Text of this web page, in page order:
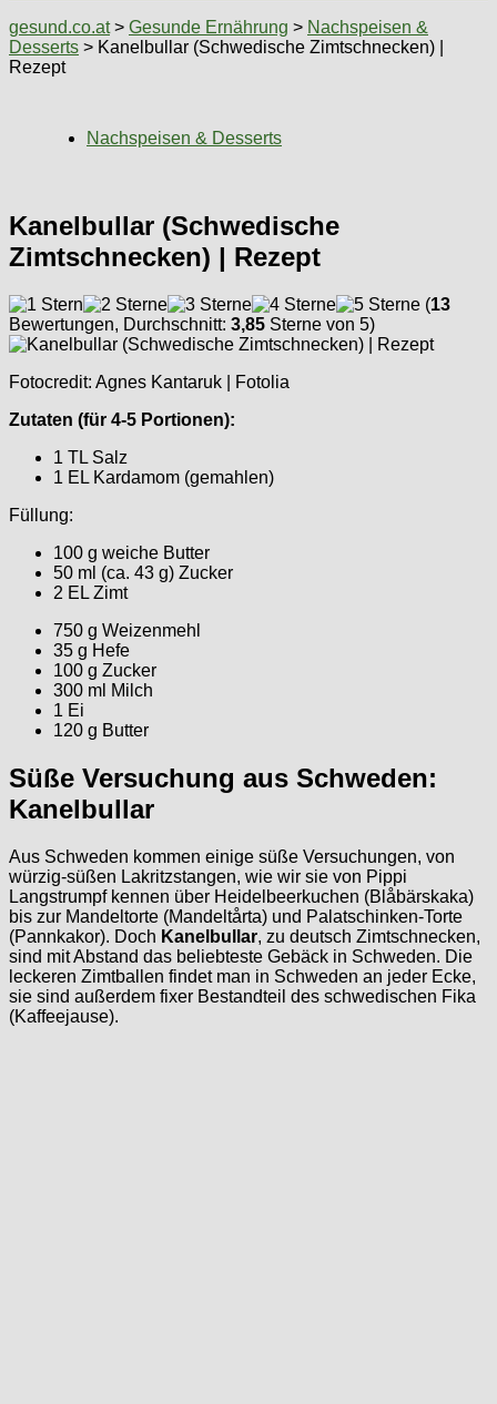
gesund.co.at> Gesunde Ernährung > Nachspeisen &
Desserts > Kanelbullar (Schwedische Zimtschnecken) |
Rezept
Nachspeisen & Desserts
Kanelbullar (Schwedische
Zimtschnecken) | Rezept
(13
Bewertungen, Durchschnitt: 3,85 Sterne von 5)
Fotocredit: Agnes Kantaruk | Fotolia
Zutaten (für 4-5 Portionen):
1 TL Salz
1 EL Kardamom (gemahlen)
Füllung:
100 g weiche Butter
50 ml (ca. 43 g) Zucker
2 EL Zimt
750 g Weizenmehl
35 g Hefe
100 g Zucker
300 ml Milch
1 Ei
120 g Butter
Süße Versuchung aus Schweden:
Kanelbullar
Aus Schweden kommen einige süße Versuchungen, von
würzig-süßen Lakritzstangen, wie wir sie von Pippi
Langstrumpf kennen über Heidelbeerkuchen (Blåbärskaka)
bis zur Mandeltorte (Mandeltårta) und Palatschinken-Torte
(Pannkakor). Doch Kanelbullar, zu deutsch Zimtschnecken,
sind mit Abstand das beliebteste Gebäck in Schweden. Die
leckeren Zimtballen findet man in Schweden an jeder Ecke,
sie sind außerdem fixer Bestandteil des schwedischen Fika
(Kaffeejause).